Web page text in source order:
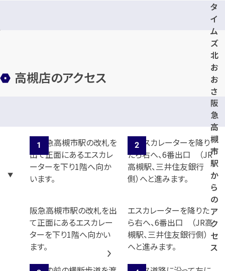
タ
イ
ム
ズ
北
お
お
さ
か
信
用
金
庫
高
槻
支
店
高槻店のアクセス
阪
急
高
槻
市
駅
か
ら
の
ア
ク
セ
ス
阪急高槻市駅の改札を出
て正面にあるエスカレー
ターを下り1階へ向かい
ます。
エスカレーターを降りた
ら右へ、6番出口 （JR高
槻駅、三井住友銀行側）
へと進みます。